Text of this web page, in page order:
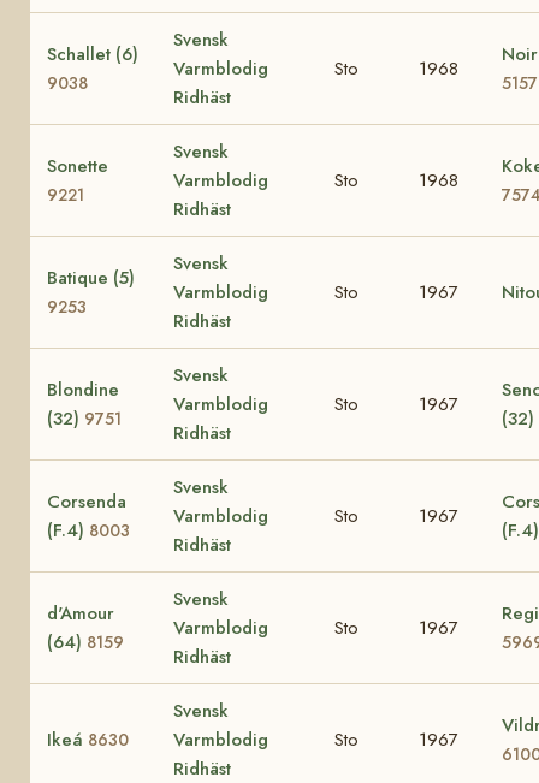
Schallet (6)
9038
Svensk
Varmblodig
Ridhäst
Sto 1968
5157
Sonette
9221
Svensk
Varmblodig
Ridhäst
Sto 1968
Batique (5)
9253
Svensk
Varmblodig
Ridhäst
Sto 1967
Blondine
(32) 9751
Svensk
Varmblodig
Ridhäst
Sto 1967
(32)
Corsenda
(F.4) 8003
Svensk
Varmblodig
Ridhäst
Sto 1967
d'Amour
(64) 8159
Svensk
Varmblodig
Ridhäst
Sto 1967
Ikeá 8630
Svensk
Varmblodig
Ridhäst
Sto 1967